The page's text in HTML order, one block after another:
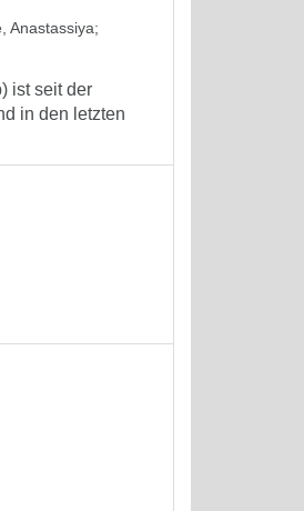
Anastassiya;
ist seit der
in den letzten